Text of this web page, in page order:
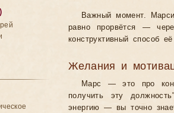
Важный момент.
равно прорвётся —
конструктивный способ
Желания и
Марс — это про
получить эту
энергию — вы точно